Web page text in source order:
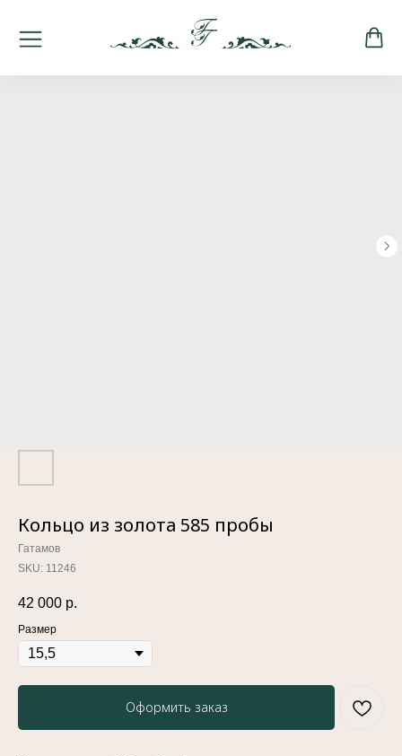
Кольцо из золота 585 пробы
Гатамов
SKU: 11246
42 000 р.
Размер
Оформить заказ